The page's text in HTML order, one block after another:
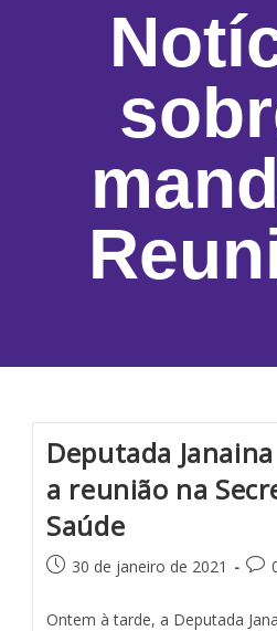
Deputada
a reunião na
Saúde
30 de janeiro de 2021
Ontem à tarde, a Deputada